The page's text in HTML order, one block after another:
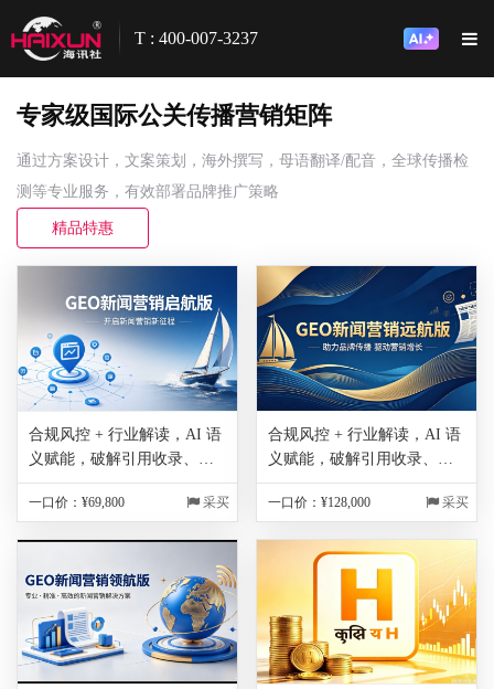
T : 400-007-3237
专家级国际公关传播营销矩阵
通过方案设计，文案策划，海外撰写，母语翻译/配音，全球传播检
测等专业服务，有效部署品牌推广策略
精品特惠
合规风控 + 行业解读，AI 语
义赋能，破解引用收录、排
名优化痛点，2套AI询盘线索
专题库
一口价：¥69,800 采买
合规风控 + 行业解读，AI 语
义赋能，破解引用收录、排
名优化痛点，2套AI询盘线索
专题库
一口价：¥128,000 采买